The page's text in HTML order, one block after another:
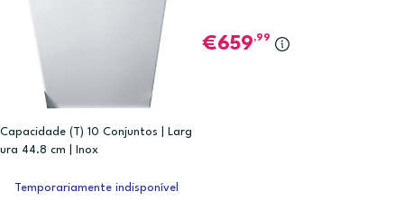
Capacidade (T) 10 Conjuntos | Larg
ura 44.8 cm | Inox
659,99
Temporariamente indisponível